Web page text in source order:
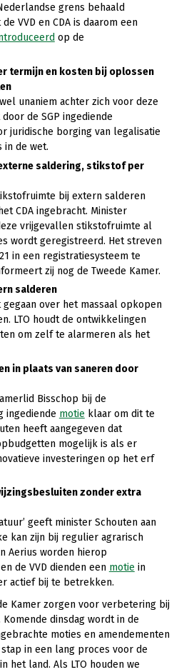
grens behaald
VVD en CDA is daarom een
op de
termijn en kosten bij oplossen
unaniem achter zich voor deze
de SGP ingediende
juridische borging van legalisatie
in de wet.
saldering, stikstof per
bij extern salderen
CDA ingebracht. Minister
vrijgevallen stikstofruimte al
wordt geregistreerd. Het streven
in een registratiesysteem te
zij nog de Tweede Kamer.
salderen
over het massaal opkopen
LTO houdt de ontwikkelingen
om zelf te alarmeren als het
in plaats van saneren door
Bisschop bij de
ingediende motie klaar om dit te
heeft aangegeven dat
mogelijk is als er
investeringen op het erf
zonder extra
geeft minister Schouten aan
kan zijn bij regulier agrarisch
Aerius worden hierop
de VVD dienden een motie in
actief bij te betrekken.
Kamer zorgen voor verbetering bij
dinsdag wordt in de
moties en amendementen
in een lang proces voor de
het land. Als LTO houden we